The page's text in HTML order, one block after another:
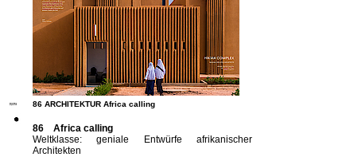
86 ARCHITEKTUR Africa calling
86 Africa calling
Weltklasse: geniale Entwürfe afrikanischer
Architekten